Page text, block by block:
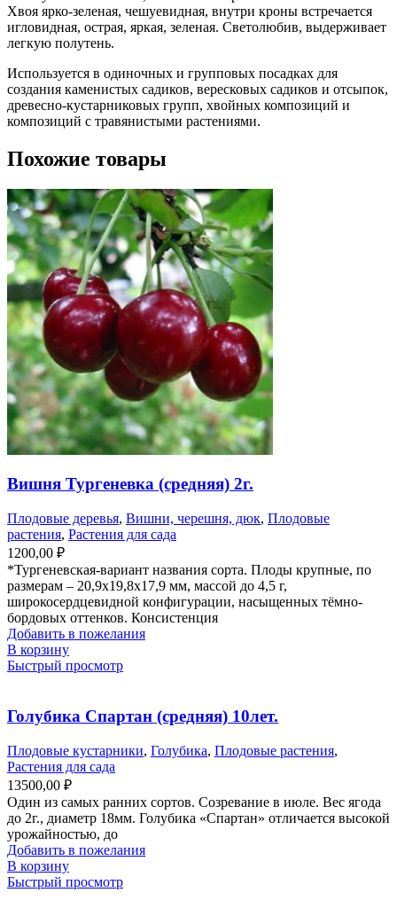
Хвоя ярко-зеленая, чешуевидная, внутри кроны встречается
игловидная, острая, яркая, зеленая. Светолюбив, выдерживает
легкую полутень.
Используется в одиночных и групповых посадках для
создания каменистых садиков, вересковых садиков и отсыпок,
древесно-кустарниковых групп, хвойных композиций и
композиций с травянистыми растениями.
Похожие товары
Вишня Тургеневка (средняя) 2г.
Плодовые деревья, Вишни, черешня, дюк, Плодовые
растения, Растения для сада
1200,00 ₽
*Тургеневская-вариант названия сорта. Плоды крупные, по
размерам – 20,9х19,8х17,9 мм, массой до 4,5 г,
широкосердцевидной конфигурации, насыщенных тёмно-
бордовых оттенков. Консистенция
Добавить в пожелания
В корзину
Быстрый просмотр
Голубика Спартан (средняя) 10лет.
Плодовые кустарники, Голубика, Плодовые растения,
Растения для сада
13500,00 ₽
Один из самых ранних сортов. Созревание в июле. Вес ягода
до 2г., диаметр 18мм. Голубика «Спартан» отличается высокой
урожайностью, до
Добавить в пожелания
В корзину
Быстрый просмотр